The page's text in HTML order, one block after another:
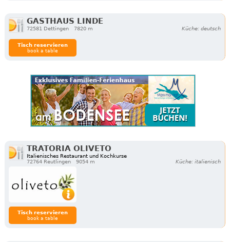
GASTHAUS LINDE
72581 Dettingen 7820 m Küche: deutsch
Tisch reservieren
book a table
TRATORIA OLIVETO
Italienisches Restaurant und Kochkurse
72764 Reutlingen
9054 m Küche: italienisch
Tisch reservieren
book a table